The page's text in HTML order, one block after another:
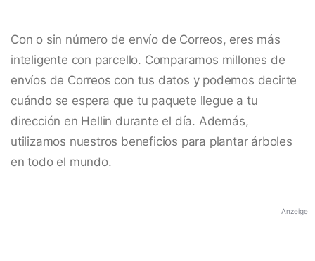
Con o sin número de envío de Correos, eres más
inteligente con parcello. Comparamos millones de
envíos de Correos con tus datos y podemos decirte
cuándo se espera que tu paquete llegue a tu
dirección en Hellin durante el día. Además,
utilizamos nuestros beneficios para plantar árboles
en todo el mundo.
Anzeige